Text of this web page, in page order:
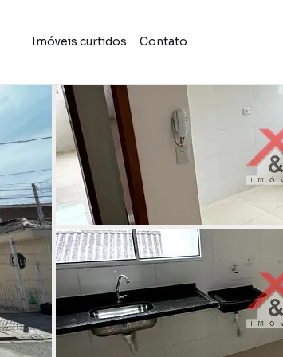
Imóveis curtidos Contato